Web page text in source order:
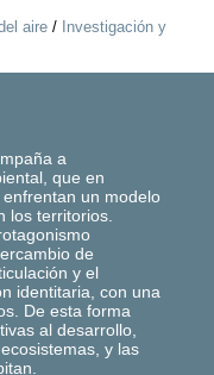
aire / Investigación y
a
que en
un modelo
los territorios.
de
y el
identitaria, con una
De esta forma
al desarrollo,
y las